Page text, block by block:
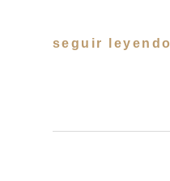
seguir leyendo